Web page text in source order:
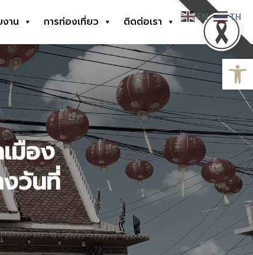
าน การท่องเที่ยว
ติดต่อเรา
มือง
วันที่
EN TH